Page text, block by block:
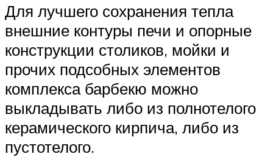
Для лучшего сохранения тепла
внешние контуры печи и опорные
конструкции столиков, мойки и
прочих подсобных элементов
комплекса барбекю можно
выкладывать либо из полнотелого
керамического кирпича, либо из
пустотелого.